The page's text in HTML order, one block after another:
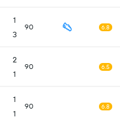
1
3
90 6.8
2
1
90 6.5
1
1
90 6.8